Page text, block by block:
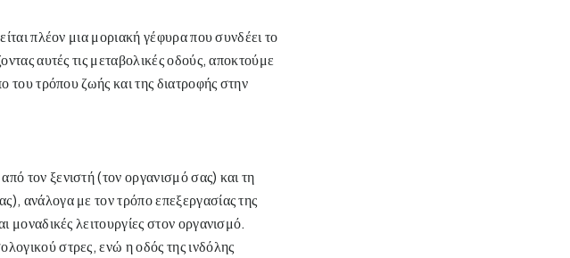
πλέον μια μοριακή γέφυρα που συνδέει το
αυτές τις μεταβολικές οδούς, αποκτούμε
του τρόπου ζωής και της διατροφής στην
τον ξενιστή (τον οργανισμό σας) και τη
ανάλογα με τον τρόπο επεξεργασίας της
μοναδικές λειτουργίες στον οργανισμό.
στρες, ενώ η οδός της ινδόλης